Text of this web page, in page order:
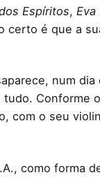
Espíritos, Eva
certo é que a
num
Conforme
com o seu
como forma